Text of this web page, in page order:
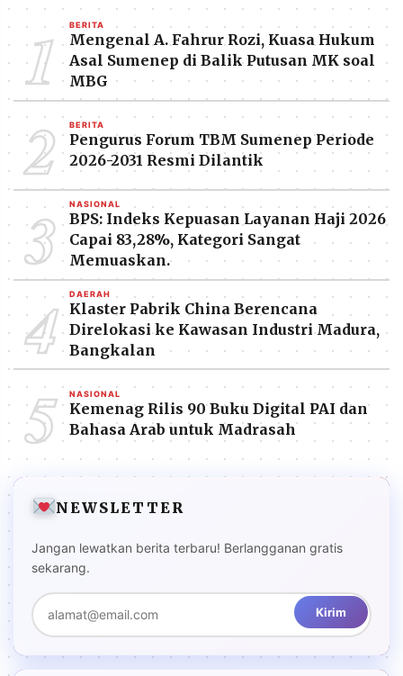
1 BERITA
Mengenal A. Fahrur Rozi, Kuasa Hukum
Asal Sumenep di Balik Putusan MK soal
MBG
2 BERITA
Pengurus Forum TBM Sumenep Periode
2026-2031 Resmi Dilantik
3 NASIONAL
BPS: Indeks Kepuasan Layanan Haji 2026
Capai 83,28%, Kategori Sangat
Memuaskan.
4 DAERAH
Klaster Pabrik China Berencana
Direlokasi ke Kawasan Industri Madura,
Bangkalan
5 NASIONAL
Kemenag Rilis 90 Buku Digital PAI dan
Bahasa Arab untuk Madrasah
NEWSLETTER
Jangan lewatkan berita terbaru! Berlangganan gratis
sekarang.
Kirim